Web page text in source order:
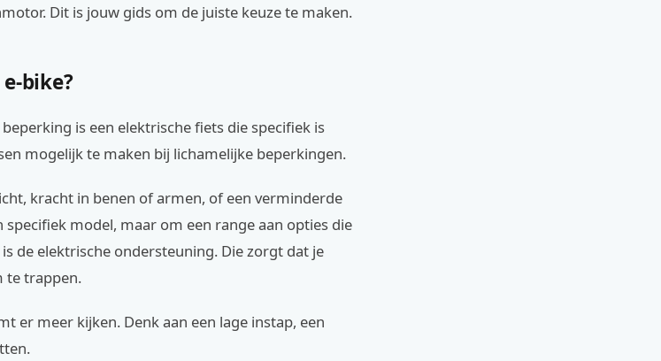
Dit is jouw gids om de juiste keuze te maken.
bike?
is een elektrische fiets die specifiek is
mogelijk te maken bij lichamelijke beperkingen.
kracht in benen of armen, of een verminderde
model, maar om een range aan opties die
de elektrische ondersteuning. Die zorgt dat je
te trappen.
er meer kijken. Denk aan een lage instap, een